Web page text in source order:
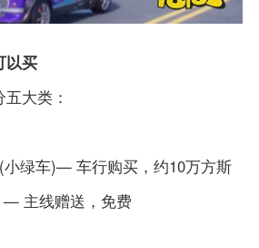
以买
大类：
小绿车)— 车行购买，约10万方斯
— 主线赠送，免费